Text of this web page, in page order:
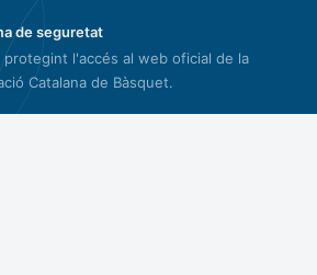
de seguretat
protegint l'accés al web oficial de la
Catalana de Bàsquet.